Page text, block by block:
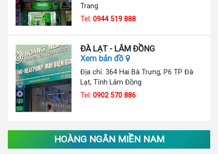
Trang
Tel:0944 519 888
ĐÀ LẠT - LÂM ĐỒNG
Xem bản đồ
Địa chỉ: 364 Hai Bà Trưng, P6 TP Đà
Lạt, Tỉnh Lâm Đồng
Tel:0902 570 886
HOÀNG NGÂN MIỀN NAM